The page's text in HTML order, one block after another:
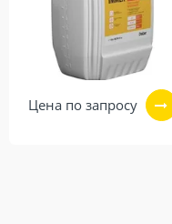
Цена по запросу